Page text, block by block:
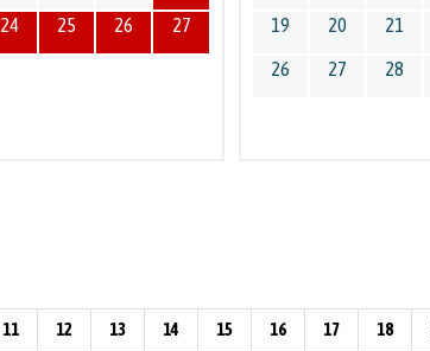
24 25 26 27 19 20 21
26 27 28
11 12 13 14 15 16 17 18